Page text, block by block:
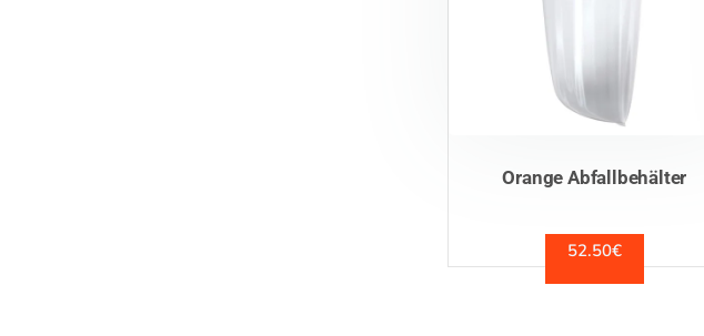
Orange Abfallbehälter
52.50€